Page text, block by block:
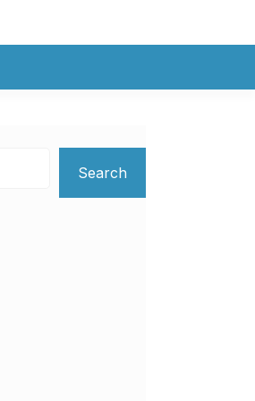
Search